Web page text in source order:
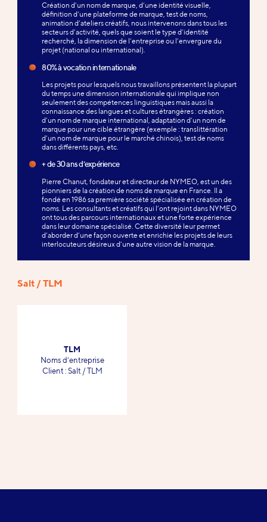
Création d’un nom de marque, d’une identité visuelle,
définition d’une plateforme de marque, test de noms,
animation d’ateliers créatifs, nous intervenons dans tous les
secteurs d’activité, quels que soient le type d’identité
recherché, la dimension de l’entreprise ou l’envergure du
projet (national ou international).
80% à vocation internationale
Les projets pour lesquels nous travaillons présentent la plupart
du temps une dimension internationale qui implique non
seulement des compétences linguistiques mais aussi la
connaissance des langues et cultures étrangères : création
d’un nom de marque international, adaptation d’un nom de
marque pour une cible étrangère (exemple : translittération
d’un nom de marque pour le marché chinois), test de noms
dans différents pays, etc.
+ de 30 ans d’expérience
Pierre Chanut, fondateur et directeur de NYMEO, est un des
pionniers de la création de noms de marque en France. Il a
fondé en 1986 sa première société spécialisée en création de
noms. Les consultants et créatifs qui l’ont rejoint dans NYMEO
ont tous des parcours internationaux et une forte expérience
dans leur domaine spécialisé. Cette diversité leur permet
d’aborder d’une façon ouverte et enrichie les projets de leurs
interlocuteurs désireux d’une autre vision de la marque.
Références
Salt / TLM
TLM
-Noms d’entreprise
-
Client : Salt / TLM